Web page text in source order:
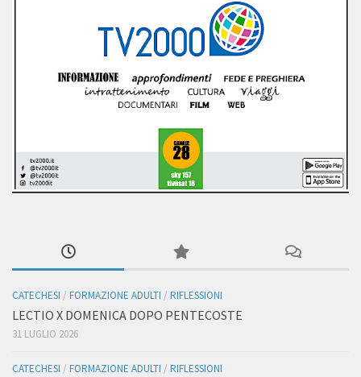
CATECHESI / FORMAZIONE ADULTI / RIFLESSIONI
LECTIO X DOMENICA DOPO PENTECOSTE
31 LUGLIO 2026
CATECHESI / FORMAZIONE ADULTI / RIFLESSIONI